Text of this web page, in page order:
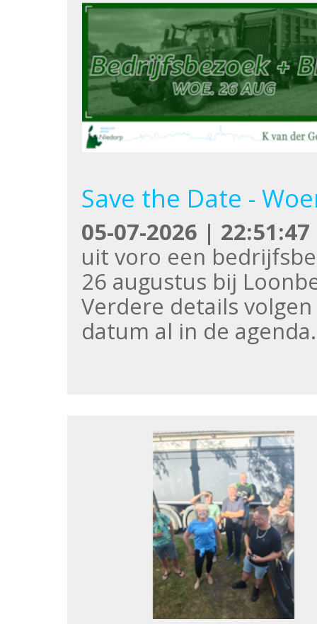
Save the Date -
05-07-2026 | 22:51:47
uit voro een
26 augustus bij
Verdere details
datum al in de